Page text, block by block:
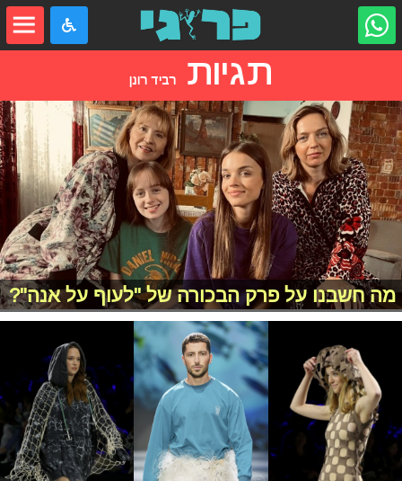
תגיות רביד רונן
מה חשבנו על פרק הבכורה של "לעוף על אנה"?